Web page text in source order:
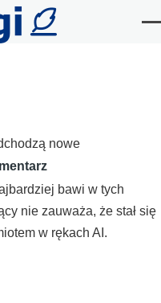
nowe
bawi w tych
nie zauważa, że stał się
w rękach AI.